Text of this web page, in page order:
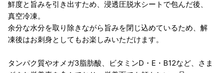
鮮度と旨みを引き出すため、浸透圧脱水シートで包んだ後、
真空冷凍。
余分な水分を取り除きながら旨みを閉じ込めているため、解
凍後はお刺身としてもお楽しみいただけます。
タンパク質やオメガ3脂肪酸、ビタミンD・E・B12など、さま